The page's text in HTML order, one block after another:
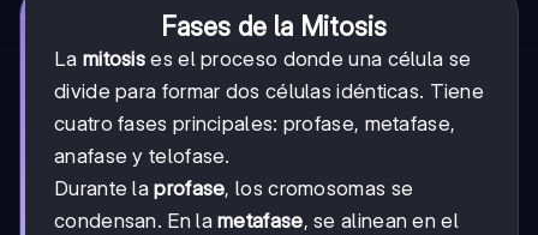
Fases de la Mitosis
La mitosis es el proceso donde una célula se
divide para formar dos células idénticas. Tiene
cuatro fases principales: profase, metafase,
anafase y telofase.
Durante laprofase, los cromosomas se
condensan. En lametafase, se alinean en el